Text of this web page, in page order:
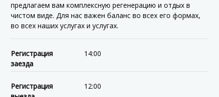
предлагаем вам комплексную регенерацию и отдых в
чистом виде. Для нас важен баланс во всех его формах,
во всех наших услугах и услугах.
Регистрация
заезда
14:00
Регистрация
12:00